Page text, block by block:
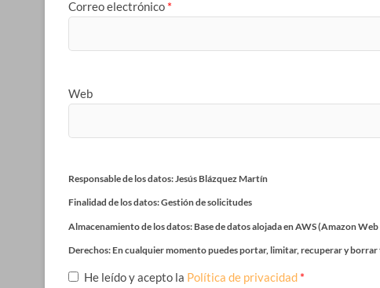
Correo electrónico *
Web
Responsable de los datos: Jesús Blázquez Martín
Finalidad de los datos: Gestión de solicitudes
Almacenamiento de los datos: Base de datos alojada en AWS (Amazon Web
Derechos: En cualquier momento puedes portar, limitar, recuperar y
He leído y acepto la Política de privacidad *